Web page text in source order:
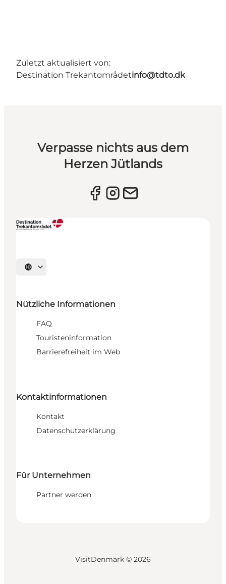
Zuletzt aktualisiert von:
Destination Trekantområdetinfo@tdto.dk
Verpasse nichts aus dem
Herzen Jütlands
Sprache auswählen
Nützliche Informationen
FAQ
Touristeninformation
Barrierefreiheit im Web
Kontaktinformationen
Kontakt
Datenschutzerklärung
Für Unternehmen
Partner werden
VisitDenmark © 2026